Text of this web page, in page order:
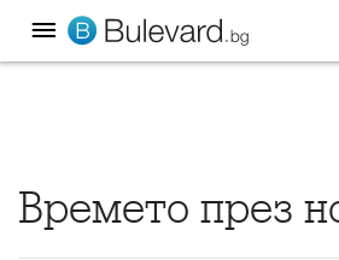
Времето през